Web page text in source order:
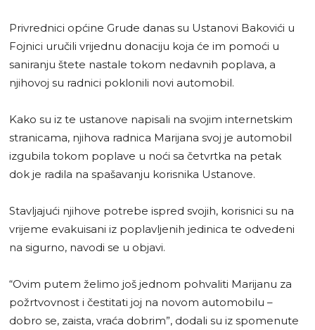
Privrednici općine Grude danas su Ustanovi Bakovići u
Fojnici uručili vrijednu donaciju koja će im pomoći u
saniranju štete nastale tokom nedavnih poplava, a
njihovoj su radnici poklonili novi automobil.
Kako su iz te ustanove napisali na svojim internetskim
stranicama, njihova radnica Marijana svoj je automobil
izgubila tokom poplave u noći sa četvrtka na petak
dok je radila na spašavanju korisnika Ustanove.
Stavljajući njihove potrebe ispred svojih, korisnici su na
vrijeme evakuisani iz poplavljenih jedinica te odvedeni
na sigurno, navodi se u objavi.
“Ovim putem želimo još jednom pohvaliti Marijanu za
požrtvovnost i čestitati joj na novom automobilu –
dobro se, zaista, vraća dobrim”, dodali su iz spomenute